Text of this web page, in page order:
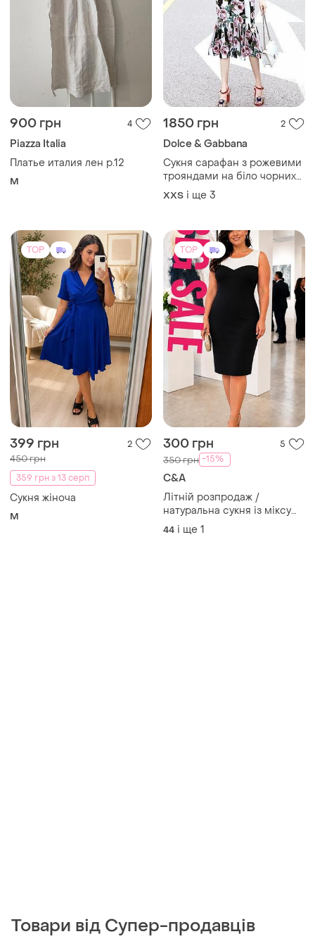
900 грн
Piazza Italia
Платье италия лен р.12
M
1850 грн 2
Dolce & Gabbana
Сукня сарафан з рожевими
трояндами на біло чорних
смужках
XХS і ще 3
399 грн 2
450 грн
359 грн з 13 серп
Сукня жіноча
M
TOP
300 грн
350 грн -15%
Літній розпродаж /
натуральна сукня із міксу
бавовни і льону вкликого
розміру
44 і ще 1